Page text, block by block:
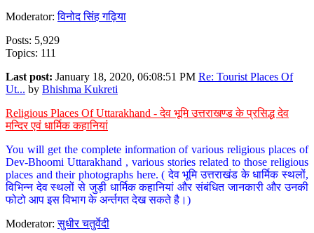
Moderator:विनोद सिंह गढ़िया
Posts: 5,929
Topics: 111
Last post: January 18, 2020, 06:08:51 PM Re: Tourist Places Of
Ut... by Bhishma Kukreti
Religious Places Of Uttarakhand - देव भूमि उत्तराखण्ड के प्रसिद्ध देव
मन्दिर एवं धार्मिक कहानियां
You will get the complete information of various religious places of
Dev-Bhoomi Uttarakhand , various stories related to those religious
places and their photographs here. ( देव भूमि उत्तराखंड के धार्मिक स्थलों,
विभिन्न देव स्थलों से जुड़ी धार्मिक कहानियां और संबंधित जानकारी और उनकी
फोटो आप इस विभाग के अर्न्तगत देख सकते है।)
Moderator:सुधीर चतुर्वेदी